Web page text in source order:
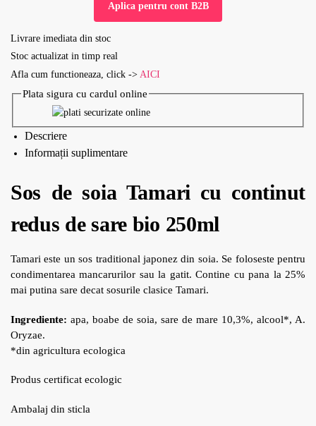
Aplica pentru cont B2B
Livrare imediata din stoc
Stoc actualizat in timp real
Afla cum functioneaza, click -> AICI
Plata sigura cu cardul online
Descriere
Informații suplimentare
Sos de soia Tamari cu continut
redus de sare bio 250ml
Tamari este un sos traditional japonez din soia. Se foloseste pentru
condimentarea mancarurilor sau la gatit. Contine cu pana la 25%
mai putina sare decat sosurile clasice Tamari.
Ingrediente: apa, boabe de soia, sare de mare 10,3%, alcool*, A.
Oryzae.
*din agricultura ecologica
Produs certificat ecologic
Ambalaj din sticla